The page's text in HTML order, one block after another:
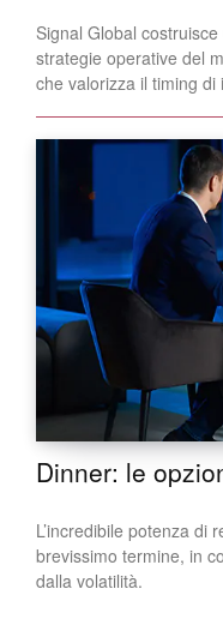
Signal Global
strategie operative del
che valorizza il timing
Dinner: le
L’incredibile potenza di
brevissimo termine, in
dalla volatilità.